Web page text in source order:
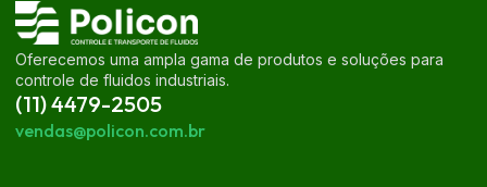
Oferecemos uma ampla gama de produtos e soluções para
controle de fluidos industriais.
(11) 4479-2505
vendas@policon.com.br